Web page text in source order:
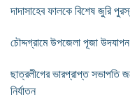
দাদাসাহেব ফালকে বিশেষ জুরি
চৌদ্দগ্রামে উপজেলা পূজা উদযাপন
ছাত্রলীগের ভারপ্রাপ্ত সভাপতি
নির্যাতন